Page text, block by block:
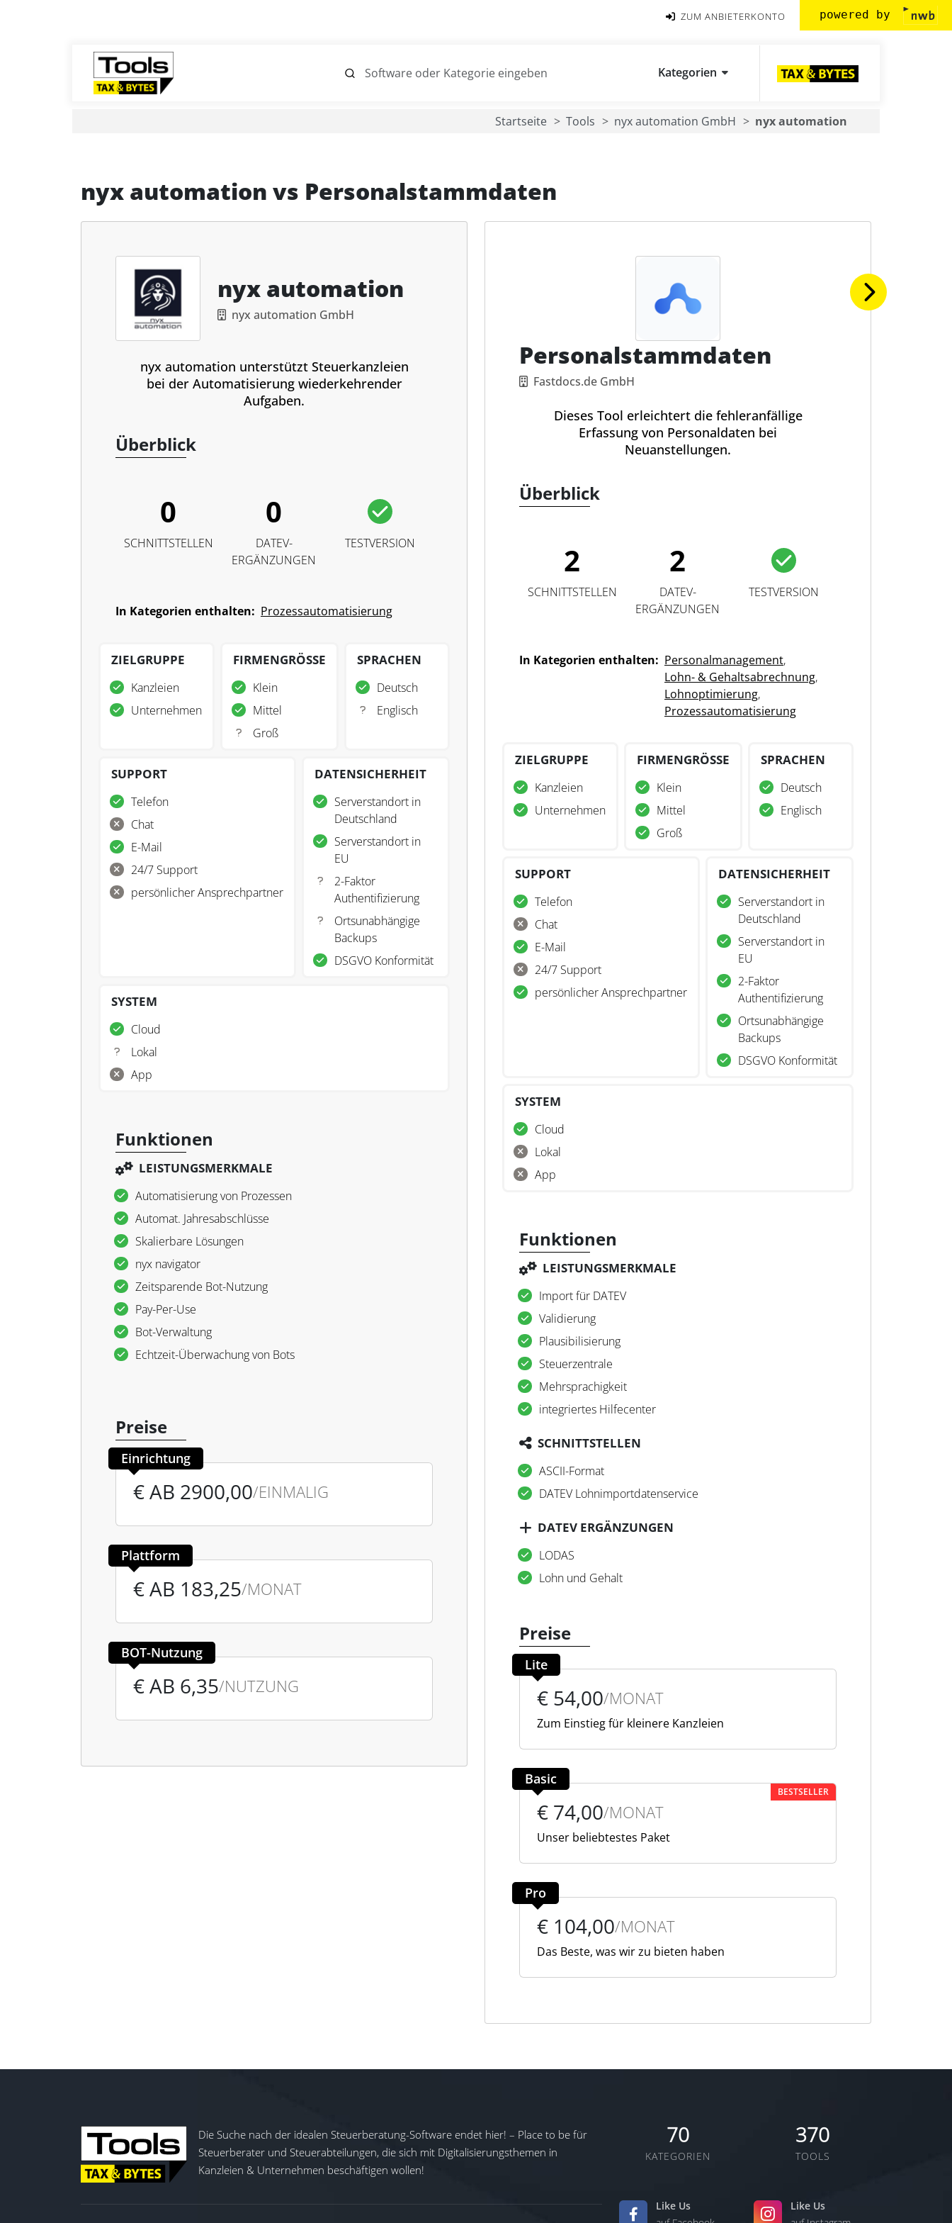
ZUM ANBIETERKONTO powered by
Kategorien
Startseite Tools nyx automation GmbH nyx automation
nyx automation vs Personalstammdaten
nyx automation
nyx automation GmbH
nyx automation unterstützt Steuerkanzleien
bei der Automatisierung wiederkehrender
Aufgaben.
Überblick
0
SCHNITTSTELLEN
0
DATEV-
ERGÄNZUNGEN
TESTVERSION
In Kategorien enthalten: Prozessautomatisierung
ZIELGRUPPE
Kanzleien
Unternehmen
FIRMENGRÖSSE
Klein
Mittel
Groß
SPRACHEN
Deutsch
Englisch
SUPPORT
Telefon
Chat
E-Mail
24/7 Support
persönlicher Ansprechpartner
DATENSICHERHEIT
Serverstandort in
Deutschland
Serverstandort in
EU
2-Faktor
Authentifizierung
Ortsunabhängige
Backups
DSGVO Konformität
SYSTEM
Cloud
Lokal
App
Funktionen
LEISTUNGSMERKMALE
Automatisierung von Prozessen
Automat. Jahresabschlüsse
Skalierbare Lösungen
nyx navigator
Zeitsparende Bot-Nutzung
Pay-Per-Use
Bot-Verwaltung
Echtzeit-Überwachung von Bots
Preise
Einrichtung
€ AB 2900,00/EINMALIG
Plattform
€ AB 183,25/MONAT
BOT-Nutzung
€ AB 6,35/NUTZUNG
Personalstammdaten
Fastdocs.de GmbH
Dieses Tool erleichtert die fehleranfällige
Erfassung von Personaldaten bei
Neuanstellungen.
Überblick
2
SCHNITTSTELLEN
2
DATEV-
ERGÄNZUNGEN
TESTVERSION
In Kategorien enthalten: Personalmanagement,
Lohn- & Gehaltsabrechnung,
Lohnoptimierung,
Prozessautomatisierung
ZIELGRUPPE
Kanzleien
Unternehmen
FIRMENGRÖSSE
Klein
Mittel
Groß
SPRACHEN
Deutsch
Englisch
SUPPORT
Telefon
Chat
E-Mail
24/7 Support
persönlicher Ansprechpartner
DATENSICHERHEIT
Serverstandort in
Deutschland
Serverstandort in
EU
2-Faktor
Authentifizierung
Ortsunabhängige
Backups
DSGVO Konformität
SYSTEM
Cloud
Lokal
App
Funktionen
LEISTUNGSMERKMALE
Import für DATEV
Validierung
Plausibilisierung
Steuerzentrale
Mehrsprachigkeit
integriertes Hilfecenter
SCHNITTSTELLEN
ASCII-Format
DATEV Lohnimportdatenservice
DATEV ERGÄNZUNGEN
LODAS
Lohn und Gehalt
Preise
Lite
€ 54,00/MONAT
Zum Einstieg für kleinere Kanzleien
Basic
BESTSELLER
€ 74,00/MONAT
Unser beliebtestes Paket
Pro
€ 104,00/MONAT
Das Beste, was wir zu bieten haben
Die Suche nach der idealen Steuerberatung-Software endet hier! – Place to be für
Steuerberater und Steuerabteilungen, die sich mit Digitalisierungsthemen in
Kanzleien & Unternehmen beschäftigen wollen!
70
KATEGORIEN
370
TOOLS
Like Us
Like Us